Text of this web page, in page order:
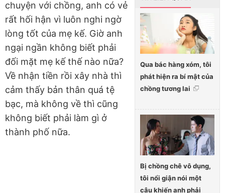
Qua bác hàng xóm, tôi
phát hiện ra bí mật của
chồng tương lai
Bị chồng chê vô dụng,
tôi nổi giận nói một
câu khiến anh phải
chuyện với chồng, anh có vẻ
rất hối hận vì luôn nghi ngờ
lòng tốt của mẹ kế. Giờ anh
ngại ngần không biết phải
đối mặt mẹ kế thế nào nữa?
Về nhận tiền rồi xây nhà thì
cảm thấy bản thân quá tệ
bạc, mà không về thì cũng
không biết phải làm gì ở
thành phố nữa.